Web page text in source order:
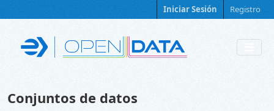
Iniciar Sesión Registro
Conjuntos de datos